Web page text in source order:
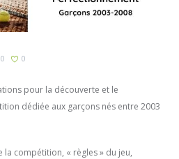
0 0
pour la découverte et le
dédiée aux garçons nés entre 2003
compétition, « règles » du jeu,